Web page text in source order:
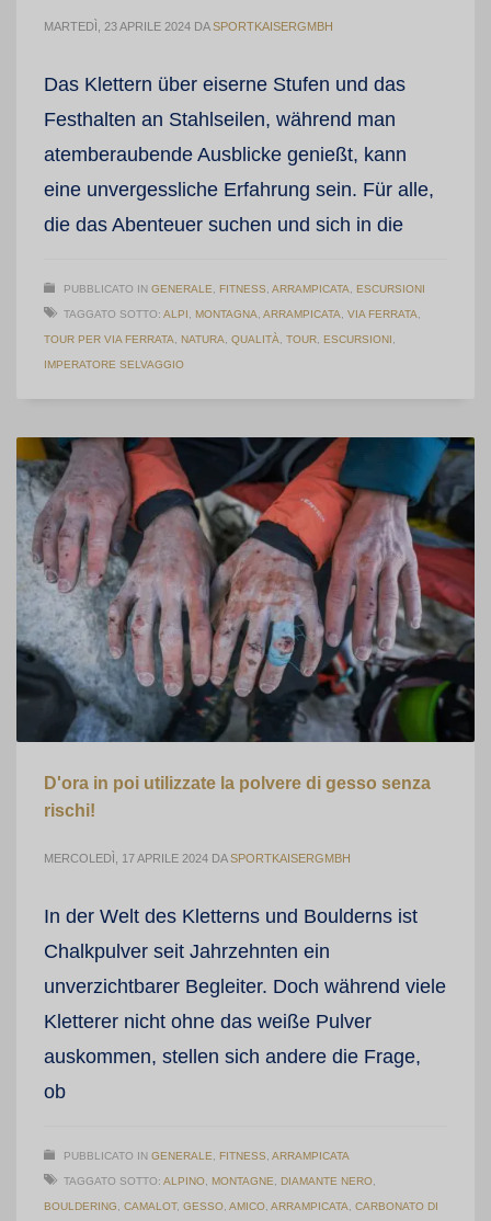
MARTEDÌ, 23 APRILE 2024 DASPORTKAISERGMBH
Das Klettern über eiserne Stufen und das
Festhalten an Stahlseilen, während man
atemberaubende Ausblicke genießt, kann
eine unvergessliche Erfahrung sein. Für alle,
die das Abenteuer suchen und sich in die
PUBBLICATO IN GENERALE FITNESS ARRAMPICATA ESCURSIONI
TAGGATO SOTTO: ALPI MONTAGNA ARRAMPICATA VIA FERRATA
TOUR PER VIA FERRATA NATURA QUALITÀ TOUR ESCURSIONI
IMPERATORE SELVAGGIO
D'ora in poi utilizzate la polvere di gesso senza
rischi!
MERCOLEDÌ, 17 APRILE 2024 DASPORTKAISERGMBH
In der Welt des Kletterns und Boulderns ist
Chalkpulver seit Jahrzehnten ein
unverzichtbarer Begleiter. Doch während viele
Kletterer nicht ohne das weiße Pulver
auskommen, stellen sich andere die Frage,
ob
PUBBLICATO IN GENERALE FITNESS ARRAMPICATA
TAGGATO SOTTO: ALPINO MONTAGNE DIAMANTE NERO
BOULDERING CAMALOT, GESSO AMICO ARRAMPICATA CARBONATO DI